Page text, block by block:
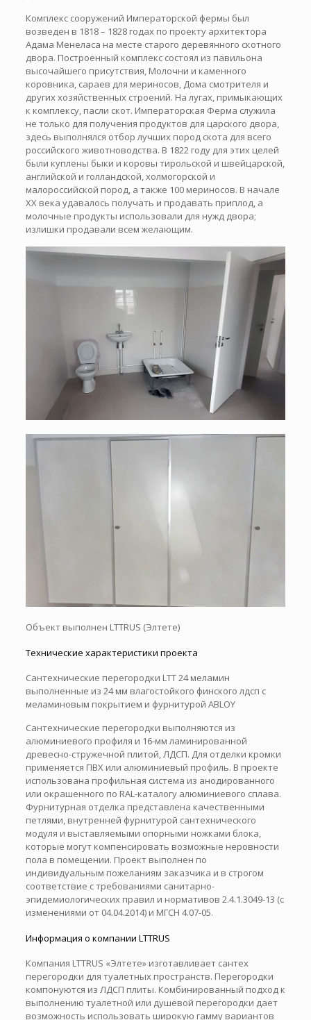
Комплекс сооружений Императорской фермы был
возведен в 1818 – 1828 годах по проекту архитектора
Адама Менеласа на месте старого деревянного скотного
двора. Построенный комплекс состоял из павильона
высочайшего присутствия, Молочни и каменного
коровника, сараев для мериносов, Дома смотрителя и
других хозяйственных строений. На лугах, примыкающих
к комплексу, пасли скот. Императорская Ферма служила
не только для получения продуктов для царского двора,
здесь выполнялся отбор лучших пород скота для всего
российского животноводства. В 1822 году для этих целей
были куплены быки и коровы тирольской и швейцарской,
английской и голландской, холмогорской и
малороссийской пород, а также 100 мериносов. В начале
XX века удавалось получать и продавать приплод, а
молочные продукты использовали для нужд двора;
излишки продавали всем желающим.
Объект выполнен LTTRUS (Элтете)
Технические характеристики проекта
Сантехнические перегородки LTT 24 меламин
выполненные из 24 мм влагостойкого финского лдсп с
меламиновым покрытием и фурнитурой ABLOY
Сантехнические перегородки выполняются из
алюминиевого профиля и 16-мм ламинированной
древесно-стружечной плитой, ЛДСП. Для отделки кромки
применяется ПВХ или алюминиевый профиль. В проекте
использована профильная система из анодированного
или окрашенного по RAL-каталогу алюминиевого сплава.
Фурнитурная отделка представлена качественными
петлями, внутренней фурнитурой сантехнического
модуля и выставляемыми опорными ножками блока,
которые могут компенсировать возможные неровности
пола в помещении. Проект выполнен по
индивидуальным пожеланиям заказчика и в строгом
соответствие с требованиями санитарно-
эпидемиологических правил и нормативов 2.4.1.3049-13 (с
изменениями от 04.04.2014) и МГСН 4.07-05.
Информация о компании LTTRUS
Компания LTTRUS «Элтете» изготавливает сантех
перегородки для туалетных пространств. Перегородки
компонуются из ЛДСП плиты. Комбинированный подход к
выполнению туалетной или душевой перегородки дает
возможность использовать широкую гамму вариантов